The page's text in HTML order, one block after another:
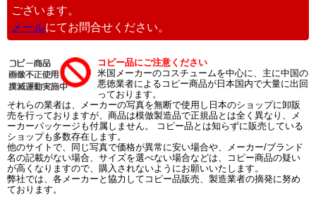
ございます。
メールにてお問合せください。
コピー品にご注意ください
米国メーカーのコスチュームを中心に、主に中国の
悪徳業者によるコピー商品が日本国内で大量に出回
っております。
それらの業者は、メーカーの写真を無断で使用し日本のショップに卸販
売を行っておりますが、商品は模倣製造品で正規品とは全く異なり、メ
ーカーパッケージも付属しません。 コピー品とは知らずに販売している
ショップも多数存在します。
他のサイトで、同じ写真で価格が異常に安い場合や、メーカー/ブランド
名の記載がない場合、サイズを選べない場合などは、コピー商品の疑い
が高くなりますので、購入されないようにお願いいたします。
弊社では、各メーカーと協力してコピー品販売、製造業者の摘発に努め
ております。